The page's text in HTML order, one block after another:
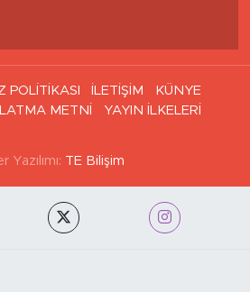
POLİTİKASI İLETİŞİM
KÜNYE
METNİ
YAYIN İLKELERİ
Yazılımı: TE Bilişim